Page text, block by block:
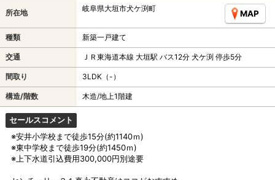
所在地 岐阜県大垣市犬ケ渕町
MAP
種類 新築一戸建て
交通 ＪＲ東海道本線 大垣駅 バス12分 犬ケ渕 停歩5分
間取り 3LDK（-）
構造/階数 木造/地上1階建
セールスコメント
※安井小学校まで徒歩15分(約1140ｍ)
※東中学校まで徒歩19分(約1450ｍ)
※上下水道引込費用300,000円別途要